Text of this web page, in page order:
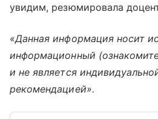
увидим, резюмировала
«Данная информация носит
информационный
и не является
рекомендацией».